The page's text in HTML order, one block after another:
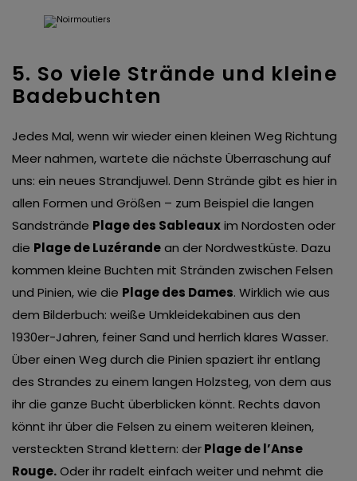
5. So viele Strände und kleine
Badebuchten
Jedes Mal, wenn wir wieder einen kleinen Weg Richtung
Meer nahmen, wartete die nächste Überraschung auf
uns: ein neues Strandjuwel. Denn Strände gibt es hier in
allen Formen und Größen – zum Beispiel die langen
Sandstrände Plage des Sableauxim Nordosten oder
die Plage de Luzérandean der Nordwestküste. Dazu
kommen kleine Buchten mit Stränden zwischen Felsen
und Pinien, wie die Plage des Dames. Wirklich wie aus
dem Bilderbuch: weiße Umkleidekabinen aus den
1930er-Jahren, feiner Sand und herrlich klares Wasser.
Über einen Weg durch die Pinien spaziert ihr entlang
des Strandes zu einem langen Holzsteg, von dem aus
ihr die ganze Bucht überblicken könnt. Rechts davon
könnt ihr über die Felsen zu einem weiteren kleinen,
versteckten Strand klettern: derPlage de l’Anse
Rouge.Oder ihr radelt einfach weiter und nehmt die